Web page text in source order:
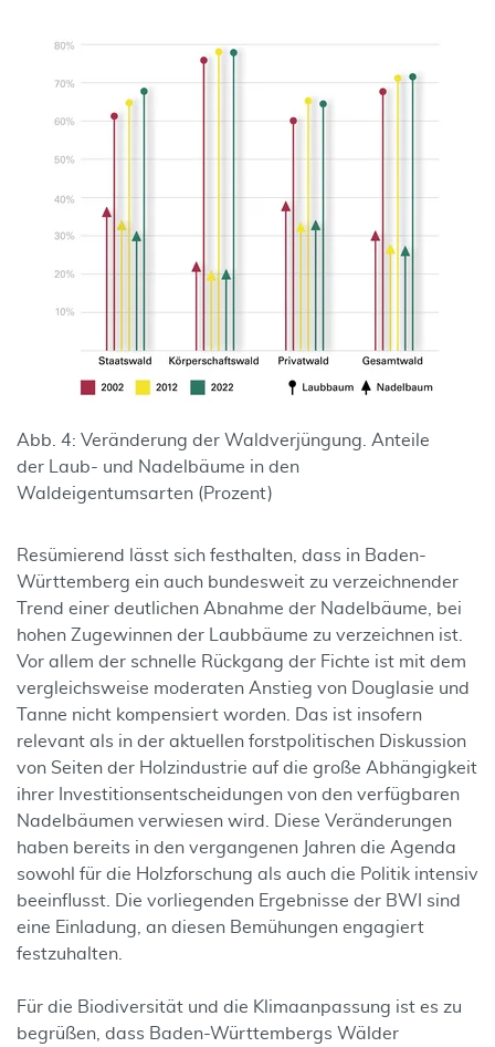
Abb. 4: Veränderung der Waldverjüngung. Anteile
der Laub- und Nadelbäume in den
Waldeigentumsarten (Prozent)
Resümierend lässt sich festhalten, dass in Baden-
Württemberg ein auch bundesweit zu verzeichnender
Trend einer deutlichen Abnahme der Nadelbäume, bei
hohen Zugewinnen der Laubbäume zu verzeichnen ist.
Vor allem der schnelle Rückgang der Fichte ist mit dem
vergleichsweise moderaten Anstieg von Douglasie und
Tanne nicht kompensiert worden. Das ist insofern
relevant als in der aktuellen forstpolitischen Diskussion
von Seiten der Holzindustrie auf die große Abhängigkeit
ihrer Investitionsentscheidungen von den verfügbaren
Nadelbäumen verwiesen wird. Diese Veränderungen
haben bereits in den vergangenen Jahren die Agenda
sowohl für die Holzforschung als auch die Politik intensiv
beeinflusst. Die vorliegenden Ergebnisse der BWI sind
eine Einladung, an diesen Bemühungen engagiert
festzuhalten.
Für die Biodiversität und die Klimaanpassung ist es zu
begrüßen, dass Baden-Württembergs Wälder